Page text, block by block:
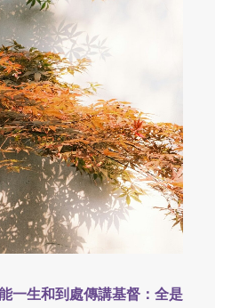
一生和到處傳講基督：全是